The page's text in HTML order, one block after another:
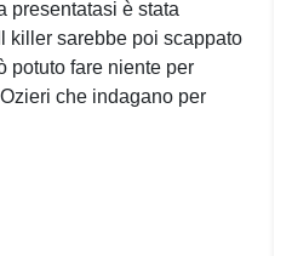
presentatasi è stata
killer sarebbe poi scappato
potuto fare niente per
che indagano per